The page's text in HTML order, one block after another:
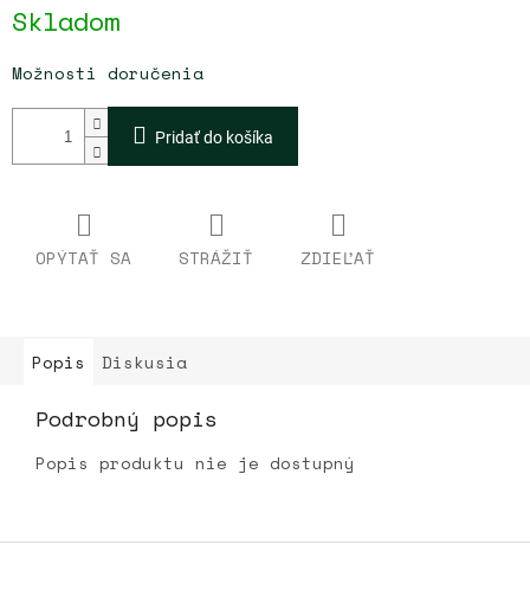
cena:
Skladom
Možnosti doručenia
Pridať do košíka
OPÝTAŤ SA STRÁŽIŤ ZDIEĽAŤ
Popis Diskusia
Podrobný popis
Popis produktu nie je dostupný
Z